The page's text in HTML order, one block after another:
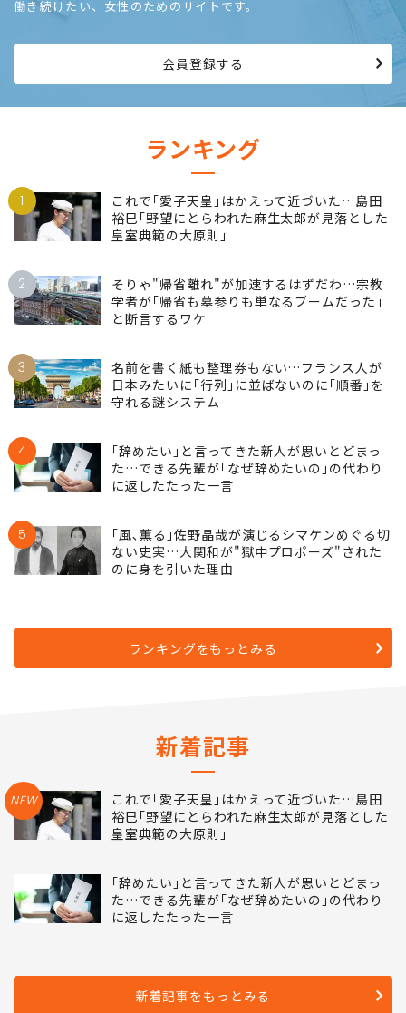
働き続けたい、女性のためのサイトです。
会員登録する
ランキング
1
これで｢愛子天皇｣はかえって近づいた…島田
裕巳｢野望にとらわれた麻生太郎が見落とした
皇室典範の大原則｣
2
そりゃ"帰省離れ"が加速するはずだわ…宗教
学者が｢帰省も墓参りも単なるブームだった｣
と断言するワケ
3
名前を書く紙も整理券もない…フランス人が
日本みたいに｢行列｣に並ばないのに｢順番｣を
守れる謎システム
4
｢辞めたい｣と言ってきた新人が思いとどまっ
た…できる先輩が｢なぜ辞めたいの｣の代わり
に返したたった一言
5
｢風､薫る｣佐野晶哉が演じるシマケンめぐる切
ない史実…大関和が"獄中プロポーズ"された
のに身を引いた理由
ランキングをもっとみる
新着記事
NEW
これで｢愛子天皇｣はかえって近づいた…島田
裕巳｢野望にとらわれた麻生太郎が見落とした
皇室典範の大原則｣
｢辞めたい｣と言ってきた新人が思いとどまっ
た…できる先輩が｢なぜ辞めたいの｣の代わり
に返したたった一言
新着記事をもっとみる